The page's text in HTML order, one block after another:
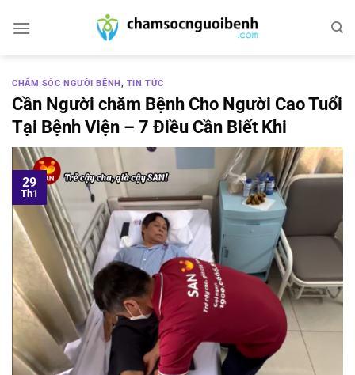
qua
CHĂM SÓC NGƯỜI BỆNH, TIN TỨC
Cần Người chăm Bệnh Cho Người Cao Tuổi
Tại Bệnh Viện – 7 Điều Cần Biết Khi
29
Th1